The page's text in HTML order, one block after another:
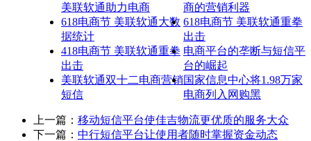
美联软通助力电商
商的营销利器
618电商节 美联软通大数
据统计
618电商节 美联软通重拳
出击
418电商节 美联软通重拳
出击
电商平台的垄断与短信平
台的崛起
美联软通双十二电商营销
短信
国家信息中心将1.98万家
电商列入网购黑
上一篇： 移动短信平台使佳吉物流更优质的服务大众
下一篇： 中行短信平台让使用者随时掌握资金动态